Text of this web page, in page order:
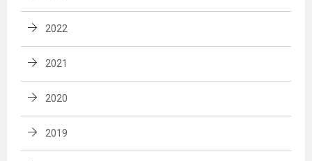
2022
2021
2020
2019